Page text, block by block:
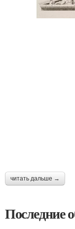
читать дальше →
Последние